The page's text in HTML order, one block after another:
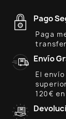
Pago
Paga
Envío
El
120€